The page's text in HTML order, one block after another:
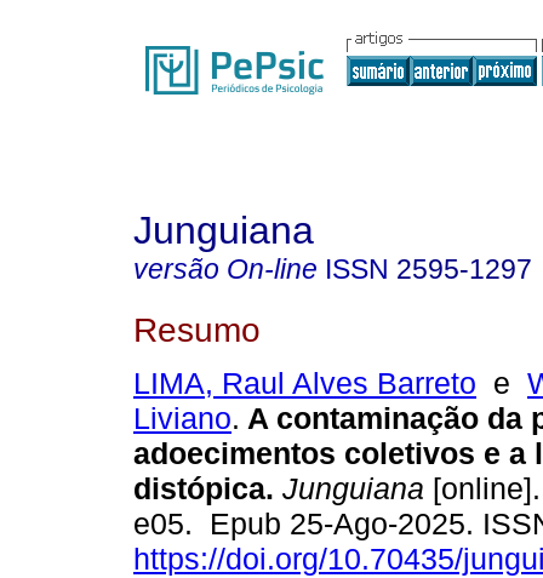
Junguiana
versão On-line ISSN 2595-1297
Resumo
LIMA, Raul Alves Barreto e
Liviano. A contaminação da
adoecimentos coletivos e a
distópica. Junguiana
e05. Epub 25-Ago-2025.
https://doi.org/10.70435/